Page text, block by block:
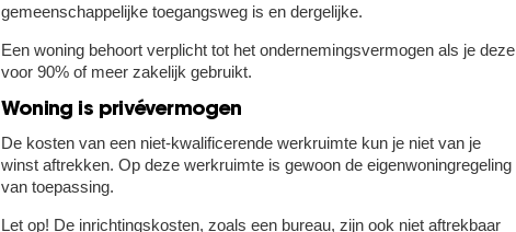
gemeenschappelijke toegangsweg is en dergelijke.
Een woning behoort verplicht tot het ondernemingsvermogen als je deze
voor 90% of meer zakelijk gebruikt.
Woning is privévermogen
De kosten van een niet-kwalificerende werkruimte kun je niet van je
winst aftrekken. Op deze werkruimte is gewoon de eigenwoningregeling
van toepassing.
Let op! De inrichtingskosten, zoals een bureau, zijn ook niet aftrekbaar